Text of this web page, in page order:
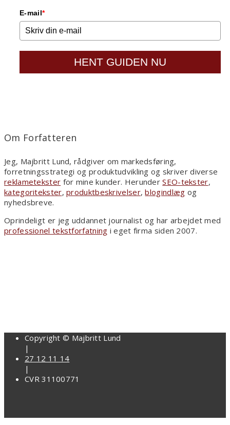
E-mail*
HENT GUIDEN NU
Om Forfatteren
Jeg, Majbritt Lund, rådgiver om markedsføring,
forretningsstrategi og produktudvikling og skriver diverse
reklametekster for mine kunder. HerunderSEO-tekster,
kategoritekster,produktbeskrivelser,blogindlæg og
nyhedsbreve.
Oprindeligt er jeg uddannet journalist og har arbejdet med
professionel tekstforfatning i eget firma siden 2007.
Copyright © Majbritt Lund
|
27 12 11 14
|
CVR 31100771